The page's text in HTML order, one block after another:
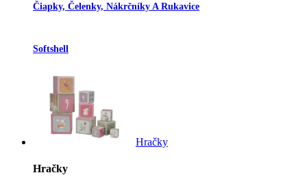
Čiapky, Čelenky, Nákrčníky A Rukavice
Softshell
Hračky
Hračky